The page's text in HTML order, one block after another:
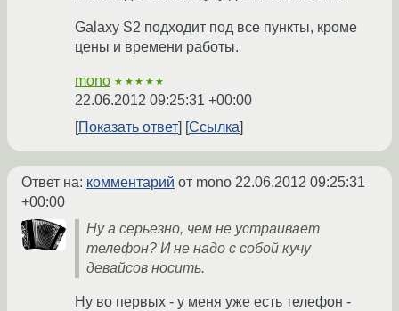
Galaxy S2 подходит под все пункты, кроме
цены и времени работы.
mono ★★★★★
22.06.2012 09:25:31 +00:00
Показать ответ
Ссылка
Ответ на: комментарий от mono 22.06.2012 09:25:31
+00:00
Ну а серьезно, чем не устраивает
телефон? И не надо с собой кучу
девайсов носить.
Ну во первых - у меня уже есть телефон -